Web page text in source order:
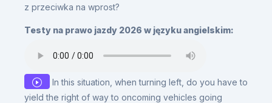
z przeciwka na wprost?
Testy na prawo jazdy 2026 w języku angielskim:
In this situation, when turning left, do you have to
yield the right of way to oncoming vehicles going